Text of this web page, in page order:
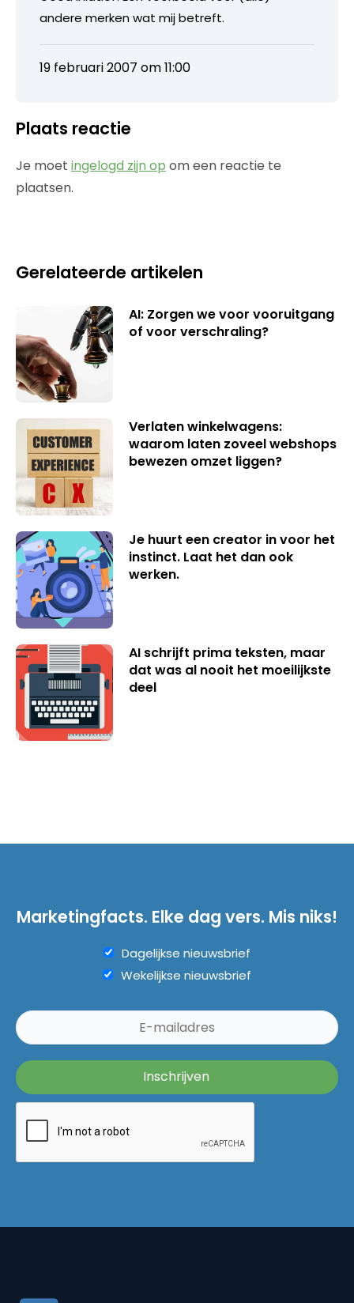
andere merken wat mij betreft.
19 februari 2007 om 11:00
Plaats reactie
Je moet ingelogd zijn op om een reactie te
plaatsen.
Gerelateerde artikelen
AI: Zorgen we voor vooruitgang
of voor verschraling?
Verlaten winkelwagens:
waarom laten zoveel webshops
bewezen omzet liggen?
Je huurt een creator in voor het
instinct. Laat het dan ook
werken.
AI schrijft prima teksten, maar
dat was al nooit het moeilijkste
deel
Marketingfacts. Elke dag vers. Mis niks!
Dagelijkse nieuwsbrief
Wekelijkse nieuwsbrief